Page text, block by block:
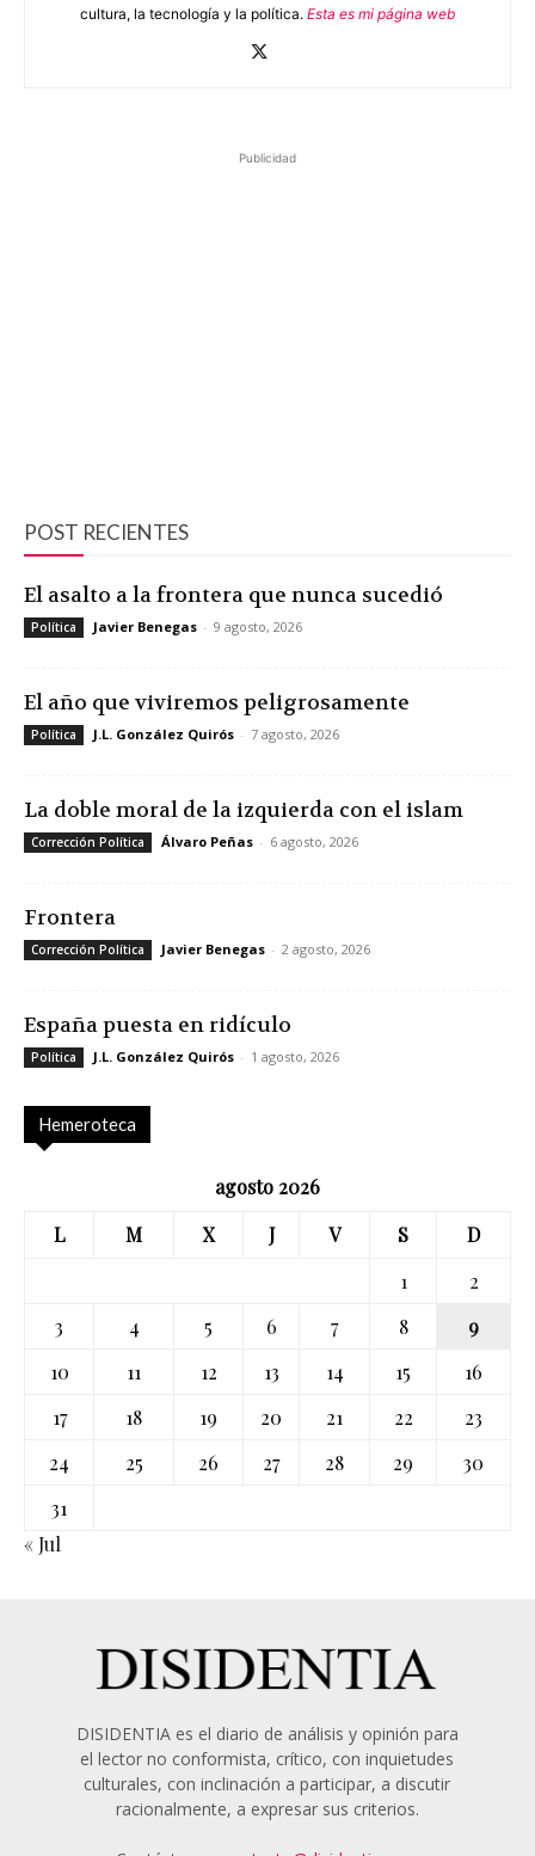
cultura, la tecnología y la política. Esta es mi página web
Publicidad
POST RECIENTES
El asalto a la frontera que nunca sucedió
Política Javier Benegas - 9 agosto, 2026
El año que viviremos peligrosamente
Política J.L. González Quirós - 7 agosto, 2026
La doble moral de la izquierda con el islam
Corrección Política Álvaro Peñas - 6 agosto, 2026
Frontera
Corrección Política Javier Benegas - 2 agosto, 2026
España puesta en ridículo
Política J.L. González Quirós - 1 agosto, 2026
Hemeroteca
agosto 2026
L
M X J V S
D
1
2
3
4 5 6 7 8
9
10
11 12 13 14 15
16
17
18 19 20 21 22
23
24
25 26 27 28 29
30
31
« Jul
DISIDENTIA es el diario de análisis y opinión para
el lector no conformista, crítico, con inquietudes
culturales, con inclinación a participar, a discutir
racionalmente, a expresar sus criterios.